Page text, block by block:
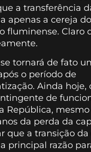
a transferência
apenas a cereja
fluminense. Claro
tornará de fato
o período de
Ainda hoje,
de
República,
da perda da
que a transição
principal razão